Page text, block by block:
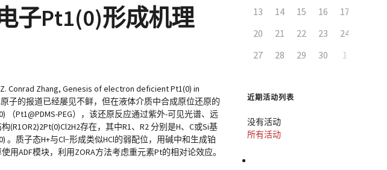
子Pt1(0)形成机理
Conrad Zhang, Genesis of electron deficient Pt1(0) in
原子的报道已经屡见不鲜，但在液体介质中合成原位还原的
Pt1@PDMS-PEG），该还原反应通过紫外-可见光谱、远
存在，其中R1、R2 分别是H、C或Si基
。质子态H+与Cl−形成类似HCl的弱配位，用碱中和生成铂
用ADF模块，利用ZORA方法考虑重元素Pt的相对论效应。
13
14 15 16 17
20
21 22 23 24
27
28 29 30 1
近期活动列表
没有活动
所有活动